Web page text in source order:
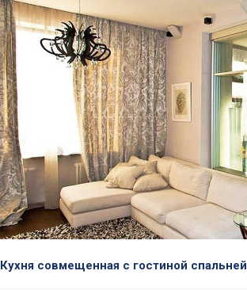
Кухня совмещенная с гостиной спальней